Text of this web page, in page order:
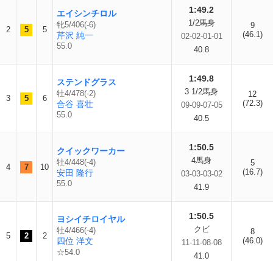
2 5 5
エイシンチロル
牝5/406(-6)
芹沢 純一
55.0
1:49.2
1/2馬身
02-02-01-01
40.8
9
(46.1)
3 5 6
ステンドグラス
牡4/478(-2)
合谷 喜壮
55.0
1:49.8
3 1/2馬身
09-09-07-05
40.5
12
(72.3)
4 7 10
クイックワーカー
牡4/448(-4)
安田 隆行
55.0
1:50.5
4馬身
03-03-03-02
41.9
5
(16.7)
5 2 2
ヨシイチロイヤル
牡4/466(-4)
四位 洋文
☆54.0
1:50.5
クビ
11-11-08-08
41.0
8
(46.0)